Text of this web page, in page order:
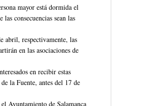
mayor está dormida el
consecuencias sean las
abril, respectivamente, las
en las asociaciones de
en recibir estas
la Fuente, antes del 17 de
Ayuntamiento de Salamanca